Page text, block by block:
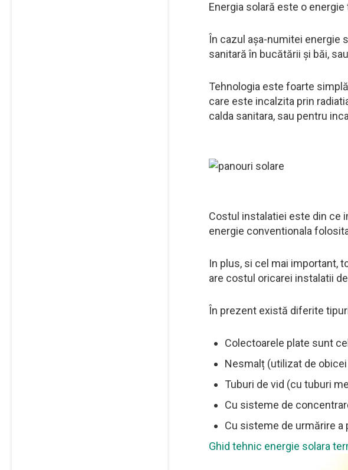
Energia solară este o
În cazul așa-numitei energie
sanitară în bucătării și băi,
Tehnologia este foarte
care este incalzita prin
calda sanitara, sau pentru
Costul instalatiei este din ce
energie conventionala
In plus, si cel mai important,
are costul oricarei instalatii
În prezent există diferite
Colectoarele plate sunt
Nesmalț (utilizat de
Tuburi de vid (cu tuburi
Cu sisteme de
Cu sisteme de urmărire
Ghid tehnic energie solara